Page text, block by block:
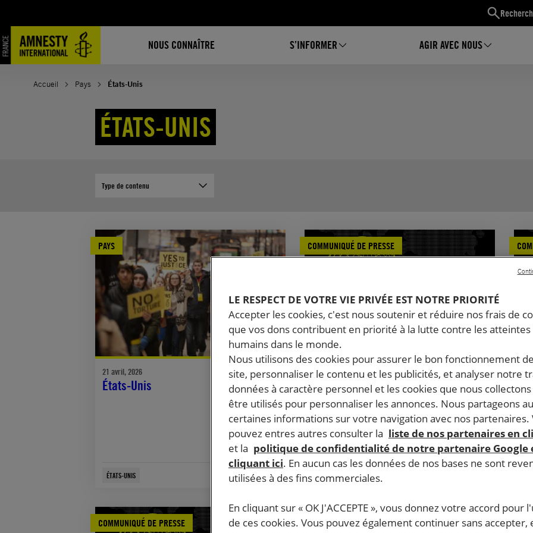
NOUS CONNAÎTRE S’INFORMER AGIR AVEC NOUS
contenu
Accueil Pays États-Unis
ÉTATS-UNIS
Type de contenu
PAYS
21 avril, 2026
États-Unis
ÉTATS-UNIS
COMMUNIQUÉ DE PRESSE
16 juillet, 2026
Monde. La communauté
internationale doit faire front contre
la campagne répréhensible des
États-Unis visant à démanteler la
CPI
ÉTATS-UNIS
JUSTICE INTERNATIONALE
RESPECT DU DROIT INTERNATIONAL HUMANITAIRE
27
COMMUNIQUÉ DE PRESSE COMMUNIQUÉ DE PRESSE
LE RESPECT DE VOTRE VIE PRIVÉE EST NOTRE PRIORITÉ
Accepter les cookies, c'est nous soutenir et réduire nos frais de
que vos dons contribuent en priorité à la lutte contre les
humains dans le monde.
Nous utilisons des cookies pour assurer le bon fonctionnement
site, personnaliser le contenu et les publicités, et analyser notre
données à caractère personnel et les cookies que nous
être utilisés pour personnaliser les annonces. Nous partageons
certaines informations sur votre navigation avec nos partenaires.
pouvez entres autres consulter la liste de nos partenaires en
et la politique de confidentialité de notre partenaire Google
cliquant ici. En aucun cas les données de nos bases ne sont
utilisées à des fins commerciales.
En cliquant sur « OK J'ACCEPTE », vous donnez votre accord pour
de ces cookies. Vous pouvez également continuer sans accepter,